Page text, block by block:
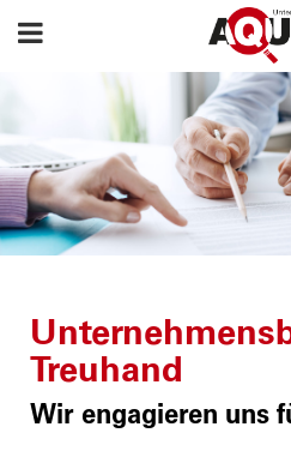
Treuhand
Wir engagieren uns